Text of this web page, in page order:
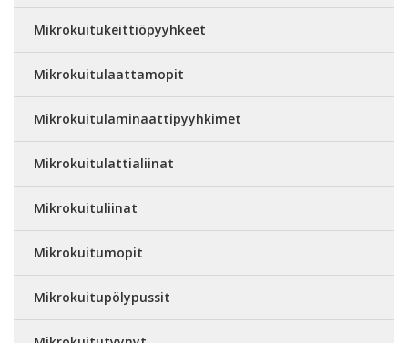
Mikrokuitukeittiöpyyhkeet
Mikrokuitulaattamopit
Mikrokuitulaminaattipyyhkimet
Mikrokuitulattialiinat
Mikrokuituliinat
Mikrokuitumopit
Mikrokuitupölypussit